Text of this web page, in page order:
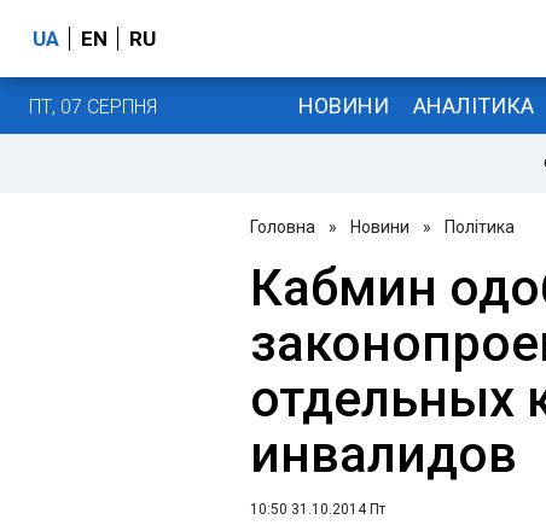
UA EN RU
ПТ, 07 СЕРПНЯ НОВИНИ АНАЛІТИКА
Головна » Новини » Політика
Кабмин
отдельных
инвалидов
10:50 31.10.2014 Пт